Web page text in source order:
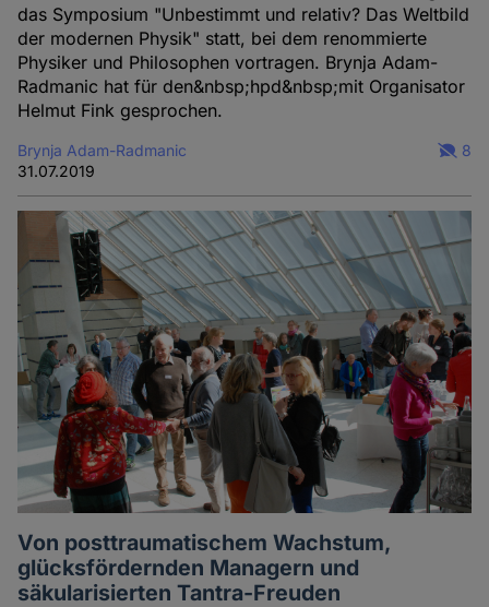
das Symposium "Unbestimmt und relativ? Das Weltbild
der modernen Physik" statt, bei dem renommierte
Physiker und Philosophen vortragen. Brynja Adam-
Radmanic hat für den&nbsp;hpd&nbsp;mit Organisator
Helmut Fink gesprochen.
Brynja Adam-Radmanic
31.07.2019
8
Von posttraumatischem Wachstum,
glücksfördernden Managern und
säkularisierten Tantra-Freuden